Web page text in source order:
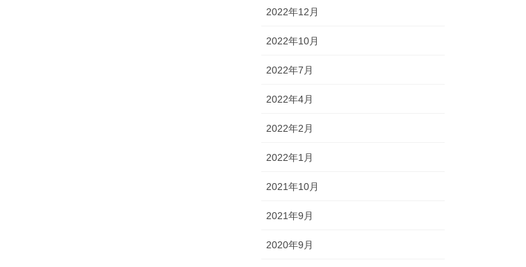
2022年12月
2022年10月
2022年7月
2022年4月
2022年2月
2022年1月
2021年10月
2021年9月
2020年9月